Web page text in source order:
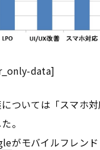
data]
ついては「スマホ
。
がモバイルフレン